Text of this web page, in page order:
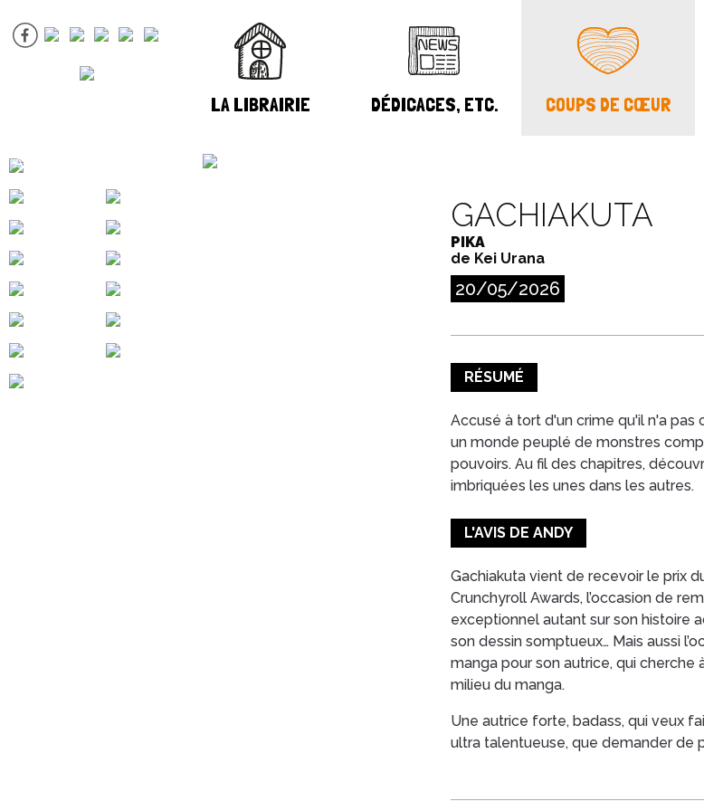
LA LIBRAIRIE DÉDICACES, ETC. COUPS DE CŒUR
ANDY
GACHIAKUTA
PIKA
de Kei Urana
20/05/2026
RÉSUMÉ
Accusé à tort d'un crime qu'il n'a
un monde peuplé de monstres
pouvoirs. Au fil des chapitres,
imbriquées les unes dans les autres.
L'AVIS DE ANDY
Gachiakuta vient de recevoir le prix
Crunchyroll Awards, l’occasion de
exceptionnel autant sur son histoire
son dessin somptueux… Mais aussi
manga pour son autrice, qui cherche
milieu du manga.
Une autrice forte, badass, qui veux
ultra talentueuse, que demander de